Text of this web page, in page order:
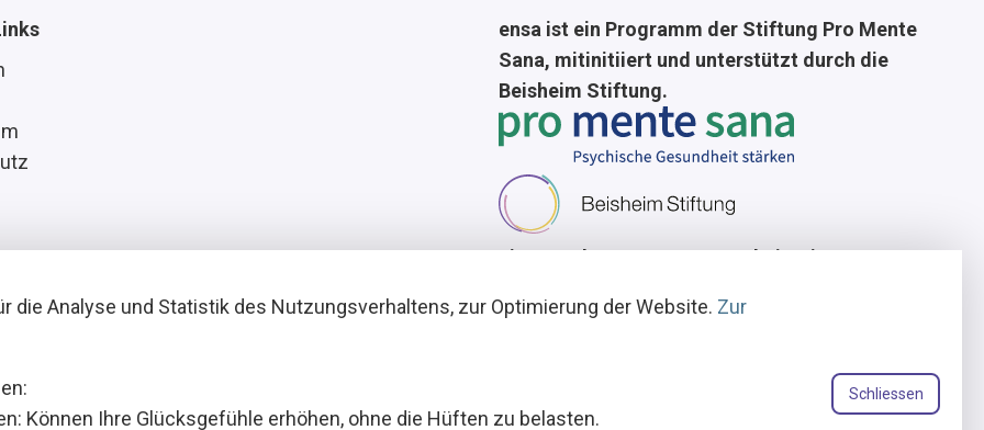
ensa ist ein Programm der Stiftung Pro Mente
Sana, mitinitiiert und unterstützt durch die
Beisheim Stiftung.
LizenzgeberIn Zusammenarbeit mit
die Analyse und Statistik des Nutzungsverhaltens, zur Optimierung der Website. Zur
Können Ihre Glücksgefühle erhöhen, ohne die Hüften zu belasten.
Schliessen